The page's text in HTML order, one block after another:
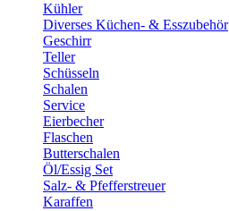
Kühler
Diverses Küchen- & Esszubehör
Geschirr
Teller
Schüsseln
Schalen
Service
Eierbecher
Flaschen
Butterschalen
Öl/Essig Set
Salz- & Pfefferstreuer
Karaffen